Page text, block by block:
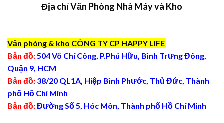
Địa chỉ Văn Phòng Nhà Máy và Kho
Văn phòng & kho CÔNG TY CP HAPPY LIFE
Bản đồ: 504 Võ Chí Công, P.Phú Hữu, Bình Trưng Đông,
Quận 9, HCM
Bản đồ: 38/20 QL1A, Hiệp Bình Phước, Thủ Đức, Thành
phố Hồ Chí Minh
Bản đồ:Đường Số 5, Hóc Môn, Thành phố Hồ Chí Minh